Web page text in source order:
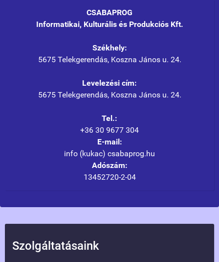
CSABAPROG
Informatikai, Kulturális és Produkciós Kft.
Székhely:
5675 Telekgerendás, Koszna János u. 24.
Levelezési cím:
5675 Telekgerendás, Koszna János u. 24.
Tel.:
+36 30 9677 304
E-mail:
info (kukac) csabaprog.hu
Adószám:
13452720-2-04
Szolgáltatásaink